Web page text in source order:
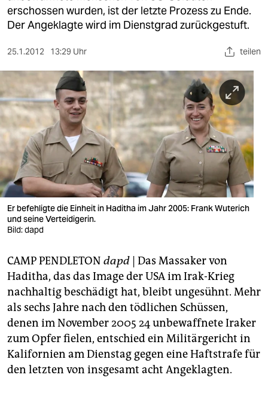
kultur
sport
berlin
nord
wahrheit
verlag
verlag
veranstaltungen
shop
fragen & hilfe
unterstützen
abo
genossenschaft
epaper login
erschossen wurden, ist der letzte Prozess zu Ende.
Der Angeklagte wird im Dienstgrad zurückgestuft.
25.1.2012 13:29 Uhr teilen
Er befehligte die Einheit in Haditha im Jahr 2005: Frank Wuterich
und seine Verteidigerin.
Bild: dapd
CAMP PENDLETON dapd | Das Massaker von
Haditha, das das Image der USA im Irak-Krieg
nachhaltig beschädigt hat, bleibt ungesühnt. Mehr
als sechs Jahre nach den tödlichen Schüssen,
denen im November 2005 24 unbewaffnete Iraker
zum Opfer fielen, entschied ein Militärgericht in
Kalifornien am Dienstag gegen eine Haftstrafe für
den letzten von insgesamt acht Angeklagten.